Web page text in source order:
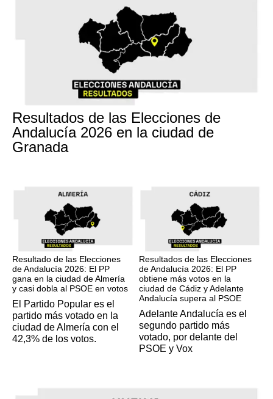
Resultados de las Elecciones de
Andalucía 2026 en la ciudad de
Granada
Resultado de las Elecciones
de Andalucía 2026: El PP
gana en la ciudad de Almería
y casi dobla al PSOE en votos
El Partido Popular es el
partido más votado en la
ciudad de Almería con el
42,3% de los votos.
Resultados de las Elecciones
de Andalucía 2026: El PP
obtiene más votos en la
ciudad de Cádiz y Adelante
Andalucía supera al PSOE
Adelante Andalucía es el
segundo partido más
votado, por delante del
PSOE y Vox